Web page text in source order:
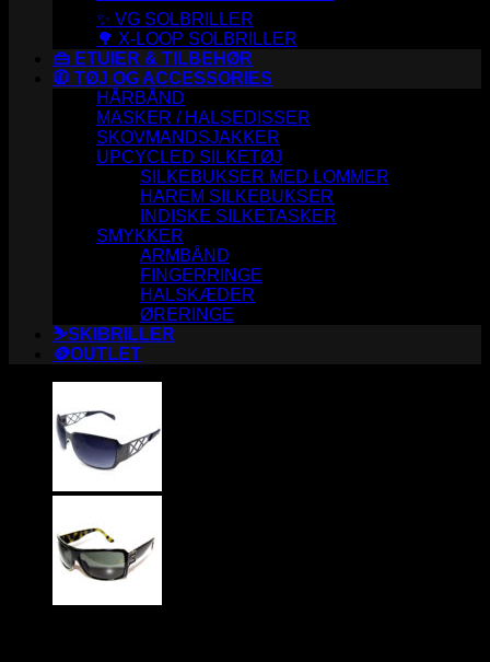
✨ VG SOLBRILLER
🌳 X-LOOP SOLBRILLER
👜 ETUIER & TILBEHØR
🧥 TØJ OG ACCESSORIES
HÅRBÅND
MASKER / HALSEDISSER
SKOVMANDSJAKKER
UPCYCLED SILKETØJ
SILKEBUKSER MED LOMMER
HAREM SILKEBUKSER
INDISKE SILKETASKER
SMYKKER
ARMBÅND
FINGERRINGE
HALSKÆDER
ØRERINGE
⛷️SKIBRILLER
🪙OUTLET